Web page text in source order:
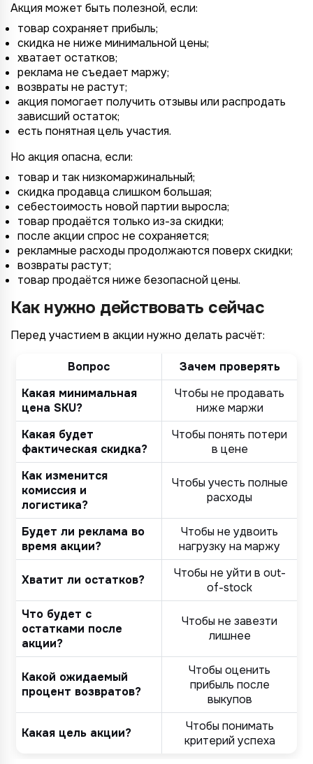
Акция может быть полезной, если:
товар сохраняет прибыль;
скидка не ниже минимальной цены;
хватает остатков;
реклама не съедает маржу;
возвраты не растут;
акция помогает получить отзывы или распродать
зависший остаток;
есть понятная цель участия.
Но акция опасна, если:
товар и так низкомаржинальный;
скидка продавца слишком большая;
себестоимость новой партии выросла;
товар продаётся только из-за скидки;
после акции спрос не сохраняется;
рекламные расходы продолжаются поверх скидки;
возвраты растут;
товар продаётся ниже безопасной цены.
Как нужно действовать сейчас
Перед участием в акции нужно делать расчёт:
Вопрос
Зачем проверять
Какая минимальная
цена SKU?
Чтобы не продавать
ниже маржи
Какая будет
фактическая скидка?
Чтобы понять потери
в цене
Как изменится
комиссия и
логистика?
Чтобы учесть полные
расходы
Будет ли реклама во
время акции?
Чтобы не удвоить
нагрузку на маржу
Хватит ли остатков?
Чтобы не уйти в out-
of-stock
Что будет с
остатками после
акции?
Чтобы не завезти
лишнее
Какой ожидаемый
процент возвратов?
Чтобы оценить
прибыль после
выкупов
Какая цель акции?
Чтобы понимать
критерий успеха